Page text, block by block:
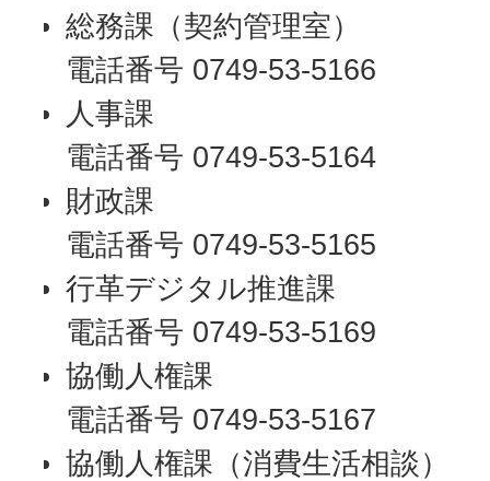
総務課（契約管理室）
電話番号 0749-53-5166
人事課
電話番号 0749-53-5164
財政課
電話番号 0749-53-5165
行革デジタル推進課
電話番号 0749-53-5169
協働人権課
電話番号 0749-53-5167
協働人権課（消費生活相談）